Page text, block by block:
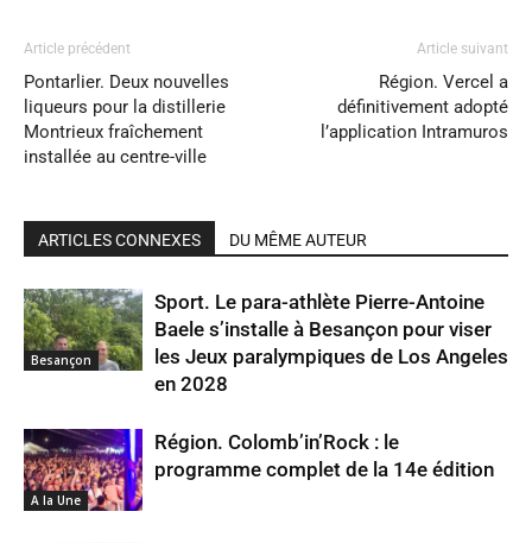
Article précédent
Pontarlier. Deux nouvelles
liqueurs pour la distillerie
Montrieux fraîchement
installée au centre-ville
Article suivant
Région. Vercel a
définitivement adopté
l’application Intramuros
ARTICLES CONNEXES DU MÊME AUTEUR
Besançon
Sport. Le para-athlète Pierre-Antoine
Baele s’installe à Besançon pour viser
les Jeux paralympiques de Los Angeles
en 2028
A la Une
Région. Colomb’in’Rock : le
programme complet de la 14e édition